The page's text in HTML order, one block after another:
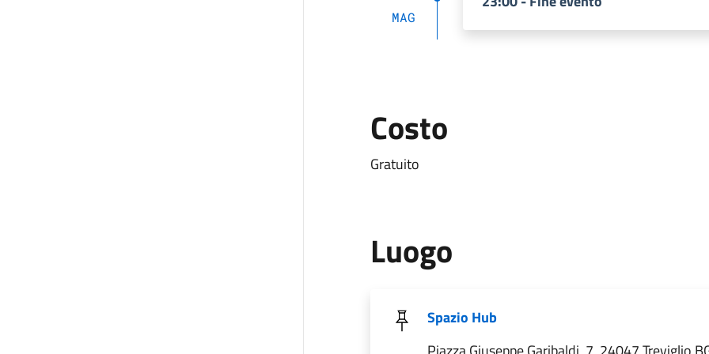
MAG
Costo
Gratuito
Luogo
Spazio Hub